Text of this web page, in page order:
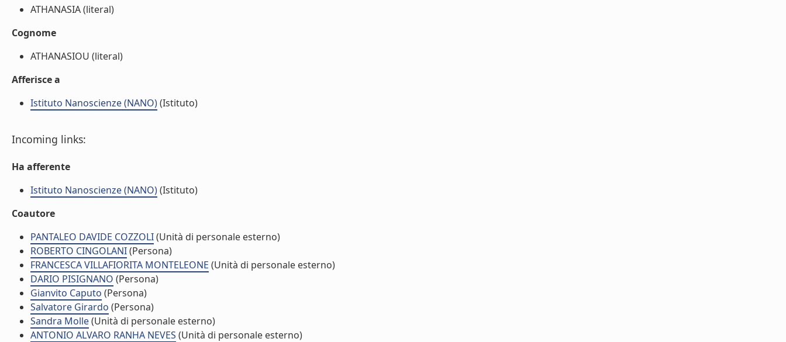
ATHANASIA (literal)
Cognome
ATHANASIOU (literal)
Afferisce a
Istituto Nanoscienze (NANO)(Istituto)
Incoming links:
Ha afferente
Istituto Nanoscienze (NANO)(Istituto)
Coautore
PANTALEO DAVIDE COZZOLI(Unità di personale esterno)
ROBERTO CINGOLANI(Persona)
FRANCESCA VILLAFIORITA MONTELEONE (Unità di personale esterno)
DARIO PISIGNANO (Persona)
Gianvito Caputo (Persona)
Salvatore Girardo (Persona)
Sandra Molle(Unità di personale esterno)
ANTONIO ALVARO RANHA NEVES (Unità di personale esterno)